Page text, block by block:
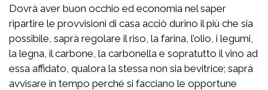
Dovrà aver buon occhio ed economia nel saper
ripartire le provvisioni di casa acciò durino il più che sia
possibile, saprà regolare il riso, la farina, l’olio, i legumi,
la legna, il carbone, la carbonella e sopratutto il vino ad
essa affidato, qualora la stessa non sia bevitrice; saprà
avvisare in tempo perché si facciano le opportune